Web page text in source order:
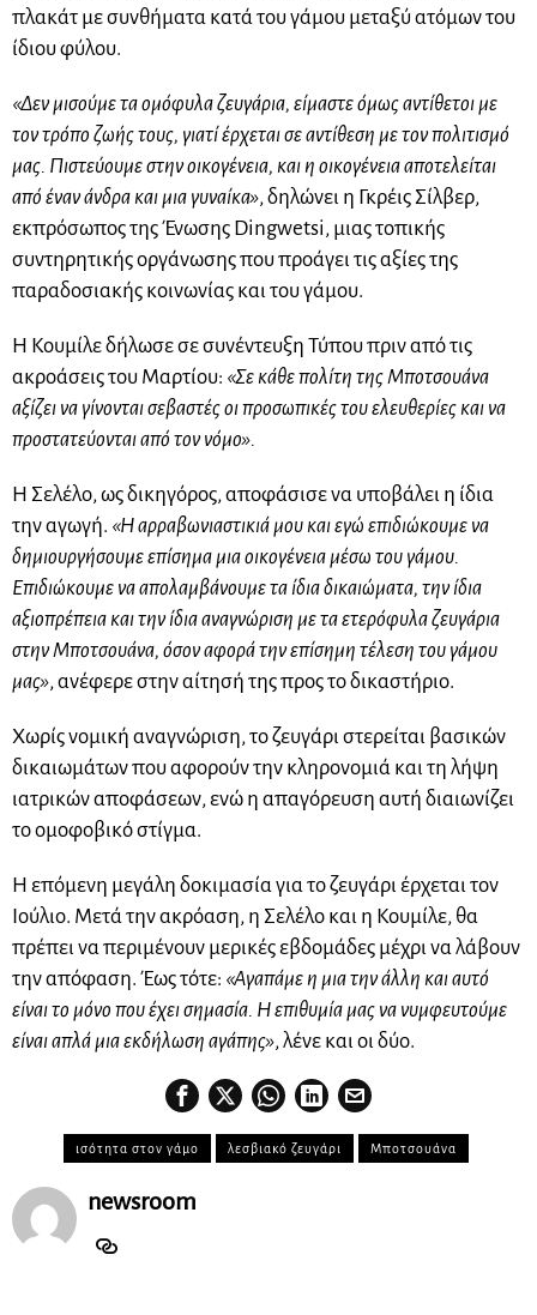
πλακάτ με συνθήματα κατά του γάμου μεταξύ ατόμων του
ίδιου φύλου.
«Δεν μισούμε τα ομόφυλα ζευγάρια, είμαστε όμως αντίθετοι με
τον τρόπο ζωής τους, γιατί έρχεται σε αντίθεση με τον πολιτισμό
μας. Πιστεύουμε στην οικογένεια, και η οικογένεια αποτελείται
από έναν άνδρα και μια γυναίκα», δηλώνει η Γκρέις Σίλβερ,
εκπρόσωπος της Ένωσης Dingwetsi, μιας τοπικής
συντηρητικής οργάνωσης που προάγει τις αξίες της
παραδοσιακής κοινωνίας και του γάμου.
Η Κουμίλε δήλωσε σε συνέντευξη Τύπου πριν από τις
ακροάσεις του Μαρτίου: «Σε κάθε πολίτη της Μποτσουάνα
αξίζει να γίνονται σεβαστές οι προσωπικές του ελευθερίες και να
προστατεύονται από τον νόμο».
Η Σελέλο, ως δικηγόρος, αποφάσισε να υποβάλει η ίδια
την αγωγή. «Η αρραβωνιαστικιά μου και εγώ επιδιώκουμε να
δημιουργήσουμε επίσημα μια οικογένεια μέσω του γάμου.
Επιδιώκουμε να απολαμβάνουμε τα ίδια δικαιώματα, την ίδια
αξιοπρέπεια και την ίδια αναγνώριση με τα ετερόφυλα ζευγάρια
στην Μποτσουάνα, όσον αφορά την επίσημη τέλεση του γάμου
μας», ανέφερε στην αίτησή της προς το δικαστήριο.
Χωρίς νομική αναγνώριση, το ζευγάρι στερείται βασικών
δικαιωμάτων που αφορούν την κληρονομιά και τη λήψη
ιατρικών αποφάσεων, ενώ η απαγόρευση αυτή διαιωνίζει
το ομοφοβικό στίγμα.
Η επόμενη μεγάλη δοκιμασία για το ζευγάρι έρχεται τον
Ιούλιο. Μετά την ακρόαση, η Σελέλο και η Κουμίλε, θα
πρέπει να περιμένουν μερικές εβδομάδες μέχρι να λάβουν
την απόφαση. Έως τότε: «Αγαπάμε η μια την άλλη και αυτό
είναι το μόνο που έχει σημασία. Η επιθυμία μας να νυμφευτούμε
είναι απλά μια εκδήλωση αγάπης», λένε και οι δύο.
ισότητα στον γάμο λεσβιακό ζευγάρι Μποτσουάνα
newsroom